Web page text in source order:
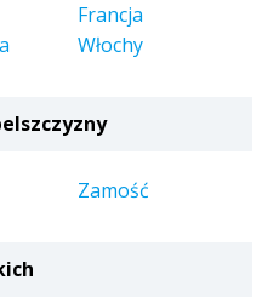
Francja
Włochy
Zamość